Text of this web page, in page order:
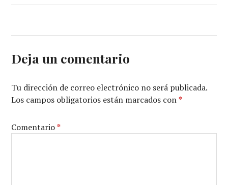
Deja un comentario
Tu dirección de correo electrónico no será publicada.
Los campos obligatorios están marcados con*
Comentario*